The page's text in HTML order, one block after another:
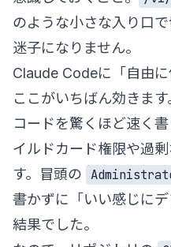
のような小さな入り口
迷子になりません。
Claude Codeに「自由
ここがいちばん効きま
コードを驚くほど速く
イルドカード権限や過
す。冒頭の
書かずに「いい感じに
結果でした。